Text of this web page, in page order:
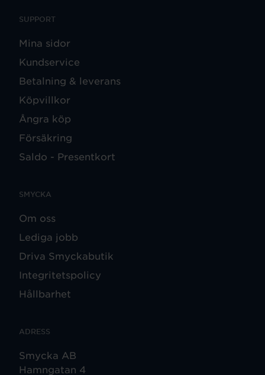
SUPPORT
Mina sidor
Kundservice
Betalning & leverans
Köpvillkor
Ångra köp
Försäkring
Saldo - Presentkort
SMYCKA
Om oss
Lediga jobb
Driva Smyckabutik
Integritetspolicy
Hållbarhet
ADRESS
Smycka AB
Hamngatan 4